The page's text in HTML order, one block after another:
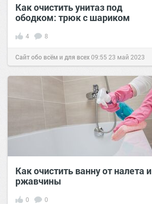
Как очистить унитаз под
ободком: трюк с шариком
4 8
Сайт обо всём и для всех09:55 23 май 2023
Как очистить ванну от налета и
ржавчины
0 0